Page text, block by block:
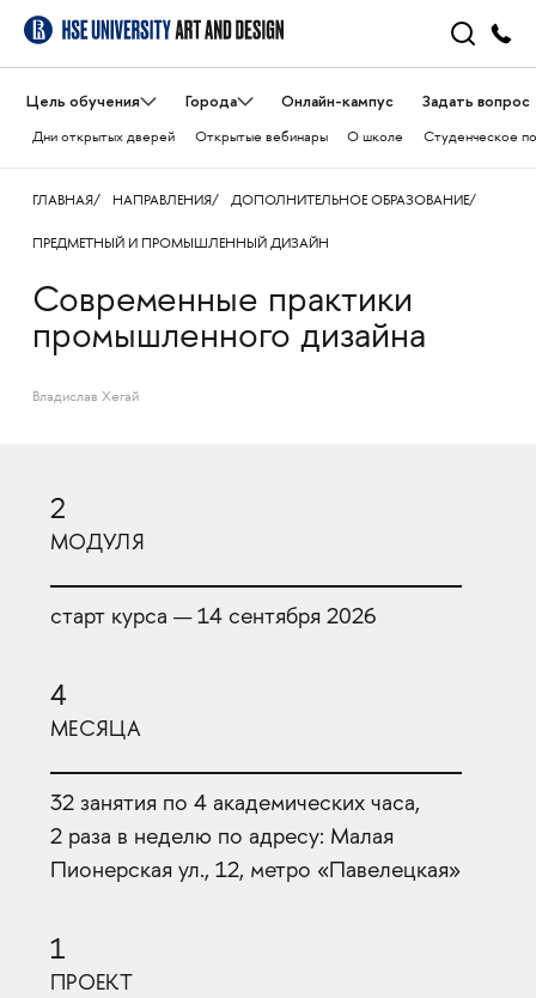
Цель обучения Города Онлайн-кампус Задать вопрос
Дни открытых дверей Открытые вебинары О школе Студенческое
ГЛАВНАЯ НАПРАВЛЕНИЯ ДОПОЛНИТЕЛЬНОЕ ОБРАЗОВАНИЕ
ПРЕДМЕТНЫЙ И ПРОМЫШЛЕННЫЙ ДИЗАЙН
Современные практики
промышленного дизайна
Владислав Хегай
2
МОДУЛЯ
старт курса — 14 сентября 2026
4
МЕСЯЦА
32 занятия по 4 академических часа,
2 раза в неделю по адресу: Малая
Пионерская ул., 12, метро «Павелецкая»
1
ПРОЕКТ